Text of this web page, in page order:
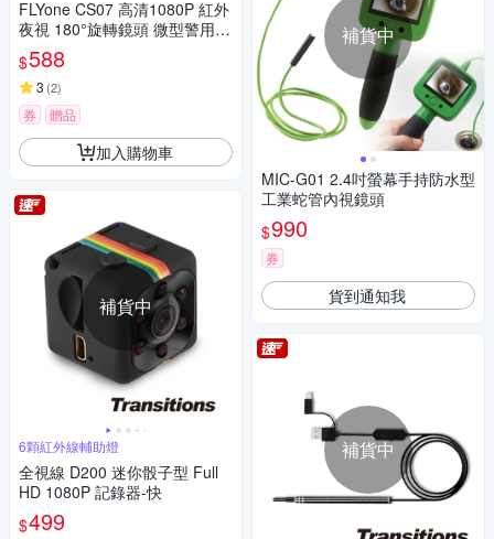
FLYone CS07 高清1080P 紅外
夜視 180°旋轉鏡頭 微型警用密
錄器/行車記錄
$588
3 (2)
券 贈品
加入購物車
補貨中
6顆紅外線輔助燈
全視線 D200 迷你骰子型 Full
HD 1080P 記錄器-快
$499
補貨中
MIC-G01 2.4吋螢幕手持防水型
工業蛇管內視鏡頭
$990
券
貨到通知我
補貨中